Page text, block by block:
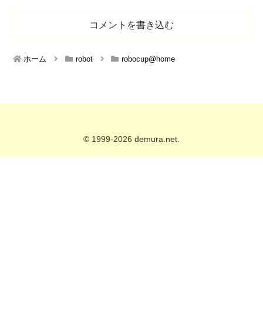
コメントを書き込む
ホーム robot robocup@home
© 1999-2026 demura.net.